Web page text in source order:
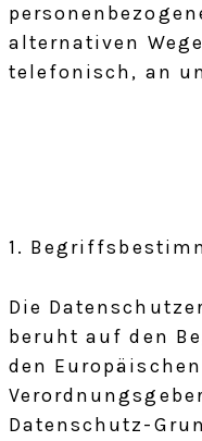
alternativen
telefonisch, an
1.
Die
beruht auf den
den
Datenschutz-